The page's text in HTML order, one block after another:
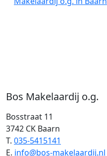
Bos Makelaardij o.g.
Bosstraat 11
3742 CK Baarn
T. 035-5415141
E. info@bos-makelaardij.nl